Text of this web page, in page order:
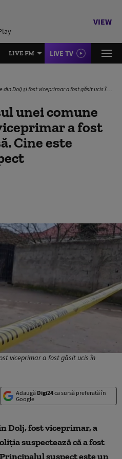
VIEW
LIVE FM LIVE TV
viceprimar a fost găsit ucis în casă. Cine este principalul suspect
unei comune
a fost
Cine este
viceprimar a fost găsit ucis în
Adaugă Digi24ca sursă preferată în
Google
Dolj, fost viceprimar, a
suspectează că a fost
suspect este un